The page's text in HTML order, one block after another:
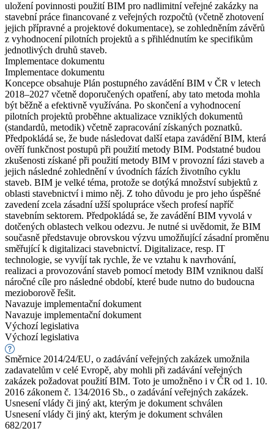
uložení povinnosti použití BIM pro nadlimitní veřejné zakázky na
stavební práce financované z veřejných rozpočtů (včetně zhotovení
jejich přípravné a projektové dokumentace), se zohledněním závěrů
z vyhodnocení pilotních projektů a s přihlédnutím ke specifikům
jednotlivých druhů staveb.
Implementace dokumentu
Implementace dokumentu
Koncepce obsahuje Plán postupného zavádění BIM v ČR v letech
2018–2027 včetně doporučených opatření, aby tato metoda mohla
být běžně a efektivně využívána. Po skončení a vyhodnocení
pilotních projektů proběhne aktualizace vzniklých dokumentů
(standardů, metodik) včetně zapracování získaných poznatků.
Předpokládá se, že bude následovat další etapa zavádění BIM, která
ověří funkčnost postupů při použití metody BIM. Podstatné budou
zkušenosti získané při použití metody BIM v provozní fázi staveb a
jejich následné zohlednění v úvodních fázích životního cyklu
staveb. BIM je velké téma, protože se dotýká množství subjektů z
oblasti stavebnictví i mimo něj. Z toho důvodu je pro jeho úspěšné
zavedení zcela zásadní užší spolupráce všech profesí napříč
stavebním sektorem. Předpokládá se, že zavádění BIM vyvolá v
dotčených oblastech velkou odezvu. Je nutné si uvědomit, že BIM
současně představuje obrovskou výzvu umožňující zásadní proměnu
směřující k digitalizaci stavebnictví. Digitalizace, resp. IT
technologie, se vyvíjí tak rychle, že ve vztahu k navrhování,
realizaci a provozování staveb pomocí metody BIM vzniknou další
náročné cíle pro následné období, které bude nutno do budoucna
mezioborově řešit.
Navazuje implementační dokument
Navazuje implementační dokument
Výchozí legislativa
Výchozí legislativa
Směrnice 2014/24/EU, o zadávání veřejných zakázek umožnila
zadavatelům v celé Evropě, aby mohli při zadávání veřejných
zakázek požadovat použití BIM. Toto je umožněno i v ČR od 1. 10.
2016 zákonem č. 134/2016 Sb., o zadávání veřejných zakázek.
Usnesení vlády či jiný akt, kterým je dokument schválen
Usnesení vlády či jiný akt, kterým je dokument schválen
682/2017